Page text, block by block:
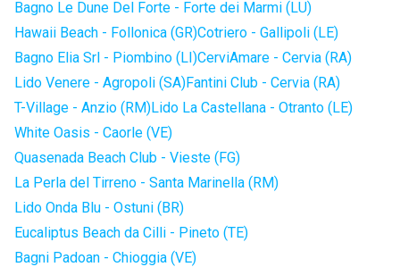
Bagno Le Dune Del Forte - Forte dei Marmi (LU)
Hawaii Beach - Follonica (GR)Cotriero - Gallipoli (LE)
Bagno Elia Srl - Piombino (LI)CerviAmare - Cervia (RA)
Lido Venere - Agropoli (SA)Fantini Club - Cervia (RA)
T-Village - Anzio (RM)Lido La Castellana - Otranto (LE)
White Oasis - Caorle (VE)
Quasenada Beach Club - Vieste (FG)
La Perla del Tirreno - Santa Marinella (RM)
Lido Onda Blu - Ostuni (BR)
Eucaliptus Beach da Cilli - Pineto (TE)
Bagni Padoan - Chioggia (VE)